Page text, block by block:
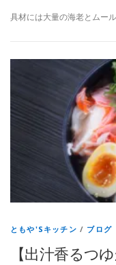
具材には大量の海老とムー
ともや'Sキッチン / ブログ
【出汁香るつ